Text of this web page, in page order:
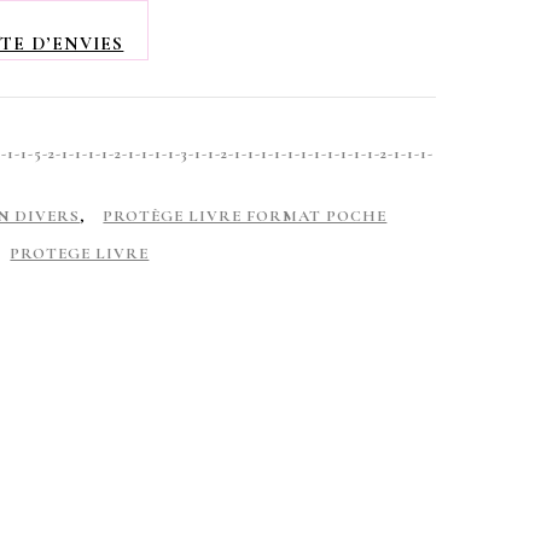
D’ENVIES
1-5-2-1-1-1-1-2-1-1-1-1-3-1-1-2-1-1-1-1-1-1-1-1-1-1-1-2-1-1-1-
DIVERS,
PROTÈGE LIVRE FORMAT POCHE
PROTEGE LIVRE